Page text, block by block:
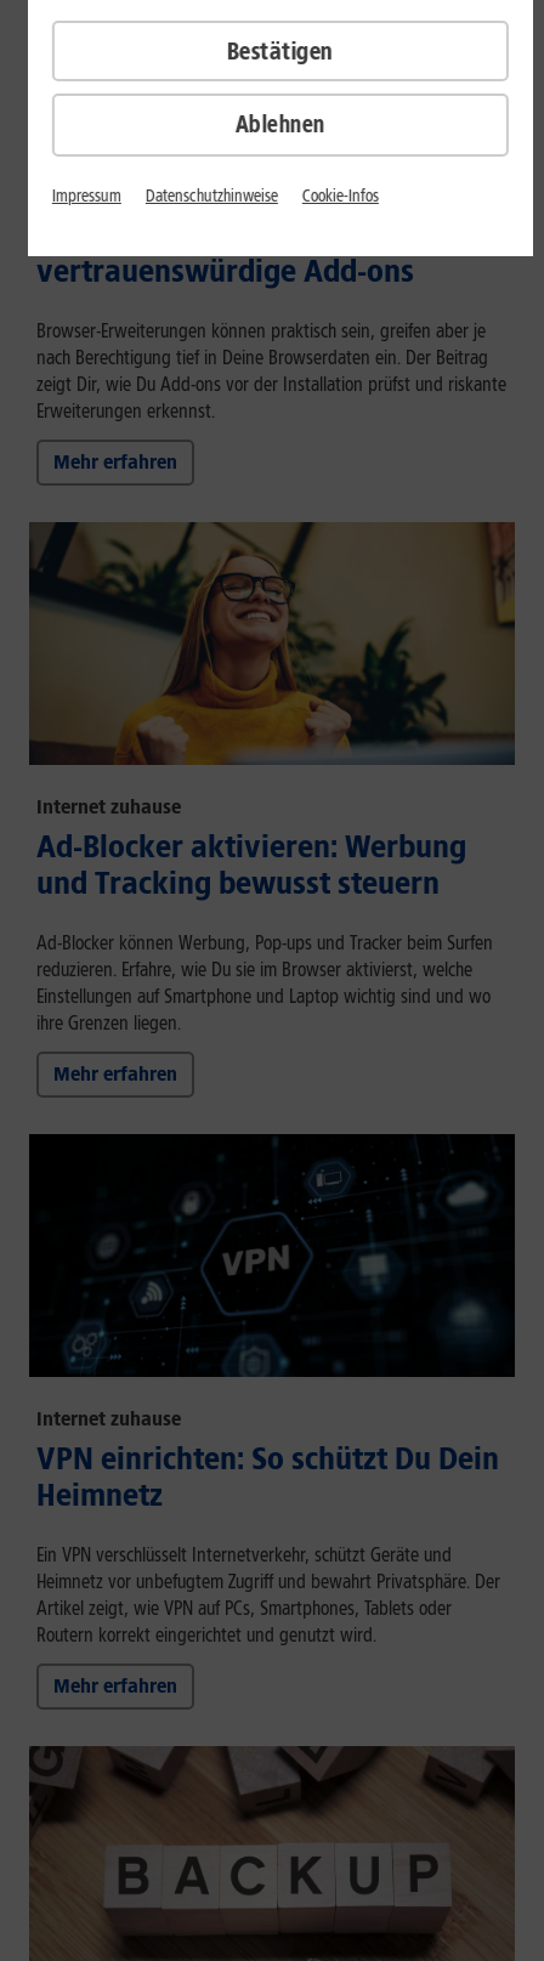
Internet zuhause
Browser-Erweiterungen sicher
vertrauenswürdige Add-ons
Browser-Erweiterungen können praktisch sein, greifen aber je
nach Berechtigung tief in Deine Browserdaten ein. Der Beitrag
zeigt Dir, wie Du Add-ons vor der Installation prüfst und riskante
Erweiterungen erkennst.
Mehr erfahren
Internet zuhause
Ad-Blocker aktivieren: Werbung
und Tracking bewusst steuern
Ad-Blocker können Werbung, Pop-ups und Tracker beim Surfen
reduzieren. Erfahre, wie Du sie im Browser aktivierst, welche
Einstellungen auf Smartphone und Laptop wichtig sind und wo
ihre Grenzen liegen.
Mehr erfahren
Internet zuhause
VPN einrichten: So schützt Du Dein
Heimnetz
Ein VPN verschlüsselt Internetverkehr, schützt Geräte und
Heimnetz vor unbefugtem Zugriff und bewahrt Privatsphäre. Der
Artikel zeigt, wie VPN auf PCs, Smartphones, Tablets oder
Routern korrekt eingerichtet und genutzt wird.
Mehr erfahren
Ablehnen
Bestätigen
Impressum Datenschutzhinweise Cookie-Infos